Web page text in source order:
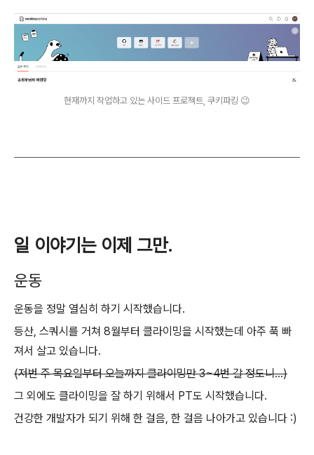
현재까지 작업하고 있는 사이드 프로젝트, 쿠키파킹 😉
일 이야기는 이제 그만.
운동
운동을 정말 열심히 하기 시작했습니다.
등산, 스쿼시를 거쳐 8월부터 클라이밍을 시작했는데 아주 푹 빠
져서 살고 있습니다.
(저번 주 목요일부터 오늘까지 클라이밍만 3~4번 갈 정도니...)
그 외에도 클라이밍을 잘 하기 위해서 PT도 시작했습니다.
건강한 개발자가 되기 위해 한 걸음, 한 걸음 나아가고 있습니다 :)